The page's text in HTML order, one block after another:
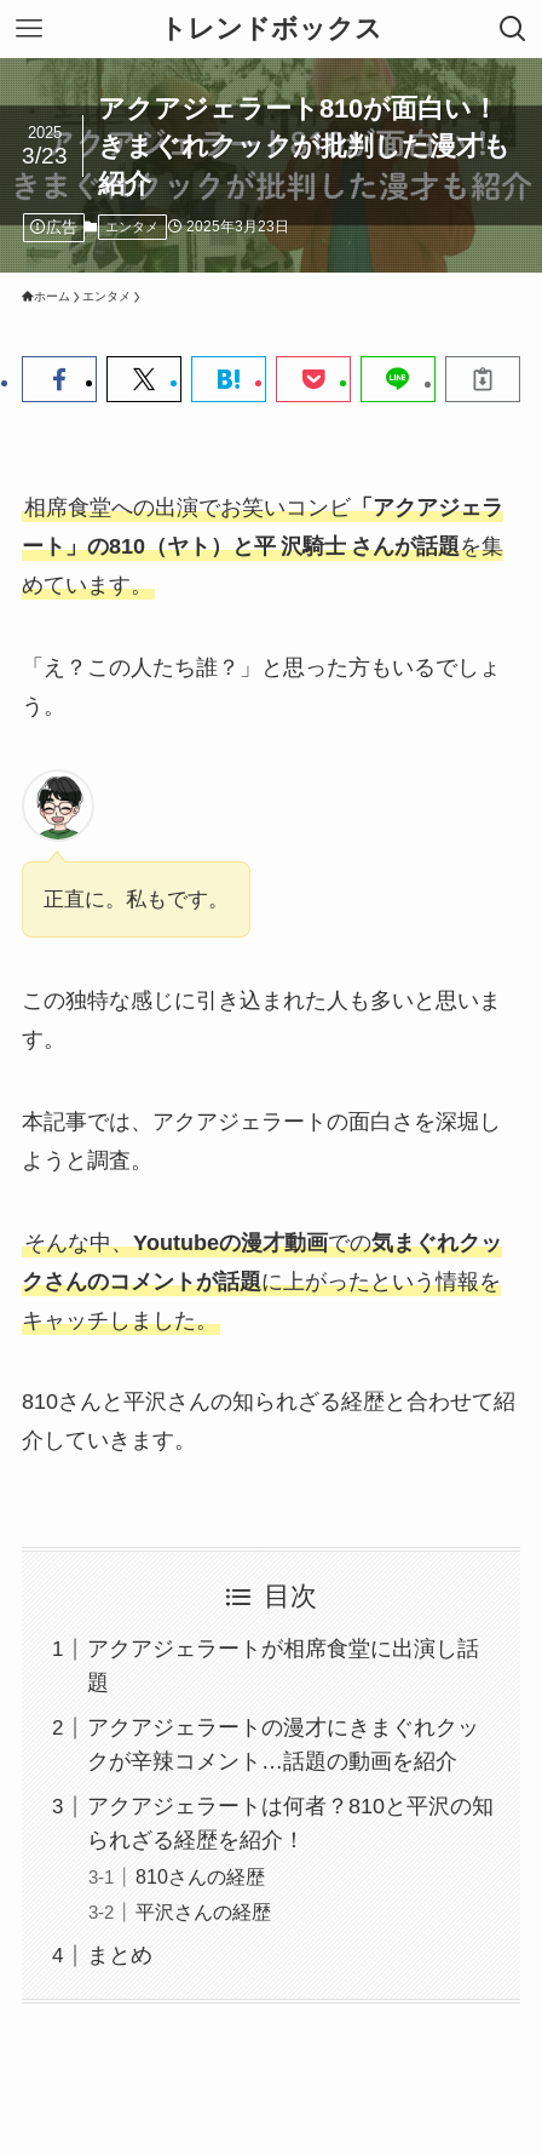
トレンドボックス
アクアジェラート810が面白い！
きまぐれクックが批判した漫才も
紹介
2025
3/23
広告 エンタメ 2025年3月23日
ホーム エンタメ
相席食堂への出演でお笑いコンビ「アクアジェラ
ート」の810（ヤト）と平 沢騎士 さんが話題を集
めています。
「え？この人たち誰？」と思った方もいるでしょ
う。
正直に。私もです。
この独特な感じに引き込まれた人も多いと思いま
す。
本記事では、アクアジェラートの面白さを深堀し
ようと調査。
そんな中、Youtubeの漫才動画での気まぐれクッ
クさんのコメントが話題に上がったという情報を
キャッチしました。
810さんと平沢さんの知られざる経歴と合わせて紹
介していきます。
目次
アクアジェラートが相席食堂に出演し話
題
アクアジェラートの漫才にきまぐれクッ
クが辛辣コメント…話題の動画を紹介
アクアジェラートは何者？810と平沢の知
られざる経歴を紹介！
810さんの経歴
平沢さんの経歴
まとめ